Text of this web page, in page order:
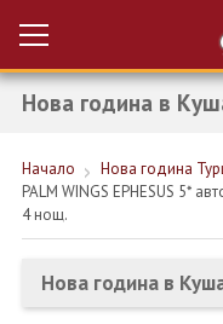
Вход за агенти
РАННИ ЗАПИСВАНИЯ
НОВА ГОДИНА ТУРЦИЯ
НОВА ГОДИНА
Нова година в
Начало Нова година
PALM WINGS EPHESUS 5*
4 нощ.
Нова година в